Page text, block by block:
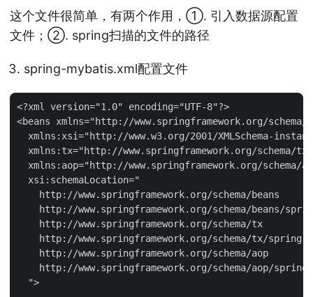
这个文件很简单，有两个作用，①. 引入数据源配置
文件；②. spring扫描的文件的路径
spring-mybatis.xml配置文件
<?xml version="1.0" encoding="UTF-8"?>
<beans xmlns="http://www.springframework.org/schema/
xmlns:xsi="http://www.w3.org/2001/XMLSchema-
  xmlns:tx="http://www.springframework.org/schema/tx"
xmlns:aop="http://www.springframework.org/schema/
  xsi:schemaLocation="
    http://www.springframework.org/schema/beans
http://www.springframework.org/schema/beans/
    http://www.springframework.org/schema/tx
http://www.springframework.org/schema/tx/spring-
    http://www.springframework.org/schema/aop
http://www.springframework.org/schema/aop/
  ">